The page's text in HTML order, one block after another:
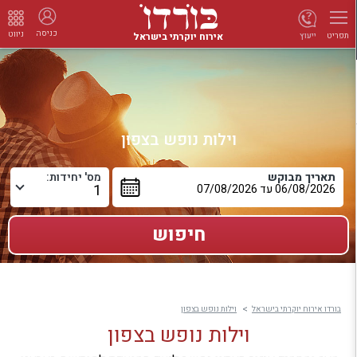
תפריט אירוח יוקרתי בישראל כניסה ניווט ייעוץ
וילות נופש בצפון
תאריך מבוקש מס' יחידות:
בורדו אירוח יוקרתי בישראל וילות נופש בצפון
וילות נופש בצפון